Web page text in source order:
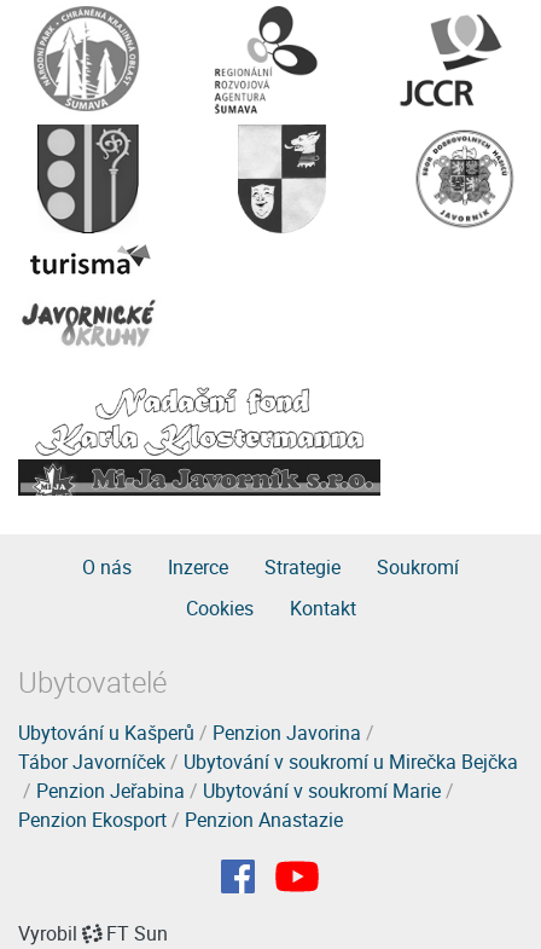
O nás Inzerce Strategie
Soukromí
Cookies
Kontakt
Ubytovatelé
Ubytování u Kašperů / Penzion Javorina /
Tábor Javorníček/ Ubytování v soukromí u Mirečka Bejčka
/ Penzion Jeřabina / Ubytování v soukromí Marie/
Penzion Ekosport/ Penzion Anastazie
Vyrobil FT Sun